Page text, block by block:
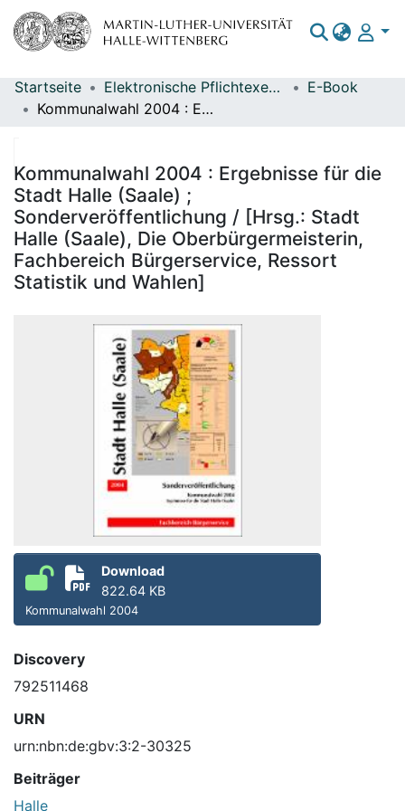
Bereiche & Sammlungen
Statistiken
Startseite Elektronische Pflichtexemplare
E-Book
Kommunalwahl 2004 : Ergebnisse für die Stadt Halle (Saale) ; Sonderveröffentlichung / [Hrsg.: Stadt Halle (Saale), Die Oberbürgermeisterin, Fachbereich Bürgerservice, Ressort Statistik und Wahlen]
Kommunalwahl 2004 : Ergebnisse für die
Stadt Halle (Saale) ;
Sonderveröffentlichung / [Hrsg.: Stadt
Halle (Saale), Die Oberbürgermeisterin,
Fachbereich Bürgerservice, Ressort
Statistik und Wahlen]
Download
822.64 KB
Kommunalwahl 2004
Discovery
792511468
URN
urn:nbn:de:gbv:3:2-30325
Beiträger
Halle